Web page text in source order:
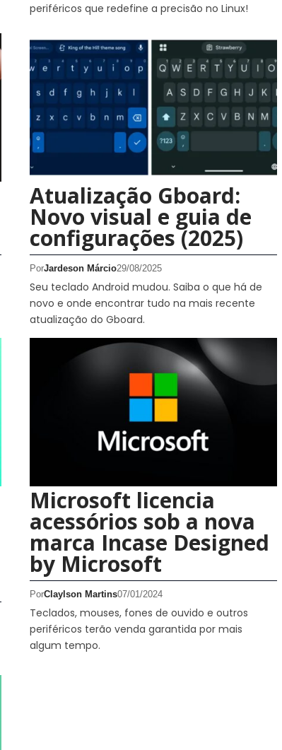
periféricos que redefine a precisão no Linux!
Atualização Gboard:
Novo visual e guia de
configurações (2025)
PorJardeson Márcio29/08/2025
Seu teclado Android mudou. Saiba o que há de
novo e onde encontrar tudo na mais recente
atualização do Gboard.
Microsoft licencia
acessórios sob a nova
marca Incase Designed
by Microsoft
PorClaylson Martins07/01/2024
Teclados, mouses, fones de ouvido e outros
periféricos terão venda garantida por mais
algum tempo.